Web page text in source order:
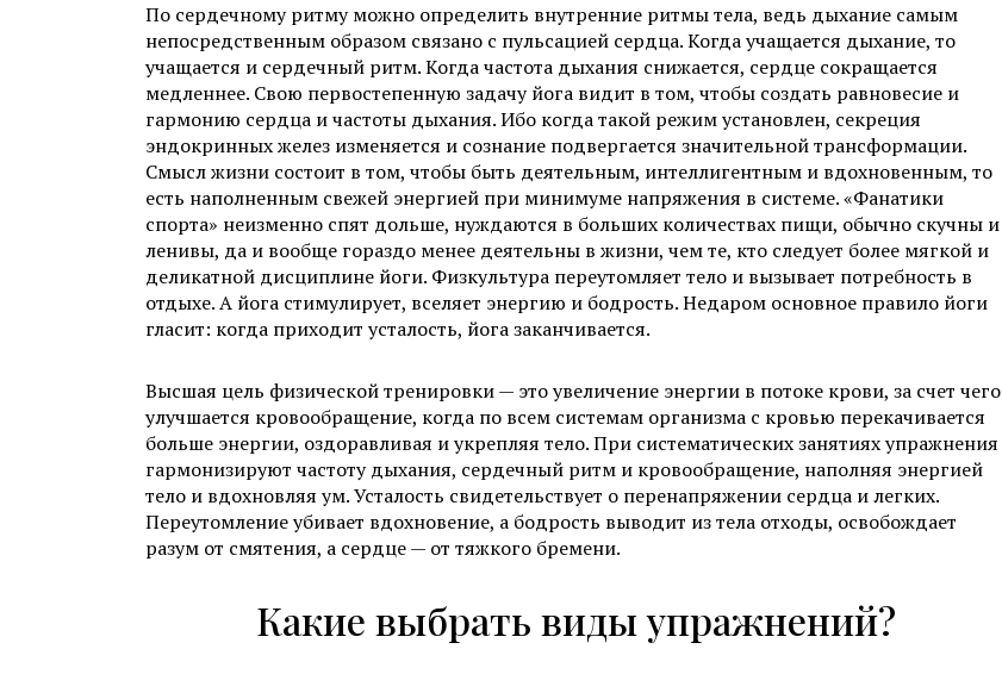
По сердечному ритму можно определить внутренние ритмы тела, ведь дыхание самым
непосредственным образом связано с пульсацией сердца. Когда учащается дыхание, то
учащается и сердечный ритм. Когда частота дыхания снижается, сердце сокращается
медленнее. Свою первостепенную задачу йога видит в том, чтобы создать равновесие и
гармонию сердца и частоты дыхания. Ибо когда такой режим установлен, секреция
эндокринных желез изменяется и сознание подвергается значительной трансформации.
Смысл жизни состоит в том, чтобы быть деятельным, интеллигентным и вдохновенным, то
есть наполненным свежей энергией при минимуме напряжения в системе. «Фанатики
спорта» неизменно спят дольше, нуждаются в больших количествах пищи, обычно скучны и
ленивы, да и вообще гораздо менее деятельны в жизни, чем те, кто следует более мягкой и
деликатной дисциплине йоги. Физкультура переутомляет тело и вызывает потребность в
отдыхе. А йога стимулирует, вселяет энергию и бодрость. Недаром основное правило йоги
гласит: когда приходит усталость, йога заканчивается.
Высшая цель физической тренировки — это увеличение энергии в потоке крови, за счет чего
улучшается кровообращение, когда по всем системам организма с кровью перекачивается
больше энергии, оздоравливая и укрепляя тело. При систематических занятиях упражнения
гармонизируют частоту дыхания, сердечный ритм и кровообращение, наполняя энергией
тело и вдохновляя ум. Усталость свидетельствует о перенапряжении сердца и легких.
Переутомление убивает вдохновение, а бодрость выводит из тела отходы, освобождает
разум от смятения, а сердце — от тяжкого бремени.
Какие выбрать виды упражнений?